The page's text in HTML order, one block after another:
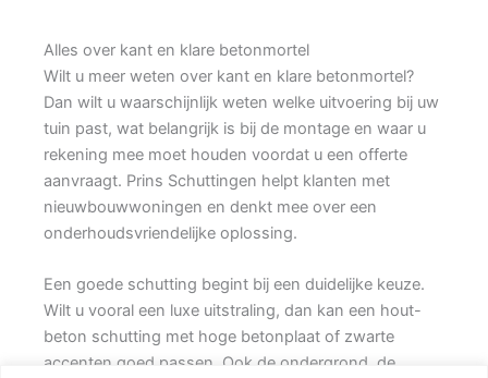
Alles over kant en klare betonmortel
Wilt u meer weten over kant en klare betonmortel?
Dan wilt u waarschijnlijk weten welke uitvoering bij uw
tuin past, wat belangrijk is bij de montage en waar u
rekening mee moet houden voordat u een offerte
aanvraagt. Prins Schuttingen helpt klanten met
nieuwbouwwoningen en denkt mee over een
onderhoudsvriendelijke oplossing.
Een goede schutting begint bij een duidelijke keuze.
Wilt u vooral een luxe uitstraling, dan kan een hout-
beton schutting met hoge betonplaat of zwarte
accenten goed passen. Ook de ondergrond, de